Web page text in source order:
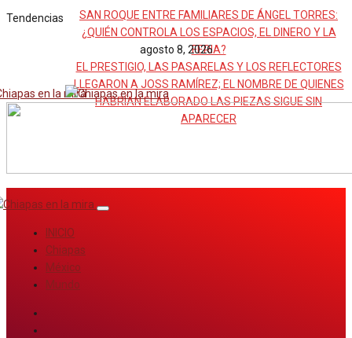
Tendencias
SAN ROQUE ENTRE FAMILIARES DE ÁNGEL TORRES:
¿QUIÉN CONTROLA LOS ESPACIOS, EL DINERO Y LA
FERIA?
EL PRESTIGIO, LAS PASARELAS Y LOS REFLECTORES
LLEGARON A JOSS RAMÍREZ; EL NOMBRE DE QUIENES
HABRÍAN ELABORADO LAS PIEZAS SIGUE SIN
APARECER
agosto 8, 2026
INICIO
Chiapas
México
Mundo